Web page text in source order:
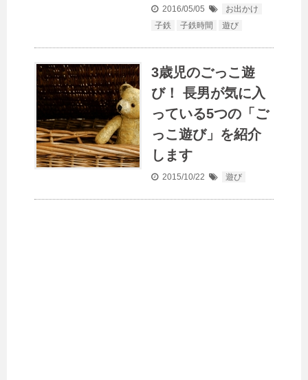
2016/05/05
お出かけ
子鉄
子鉄時間 遊び
3歳児のごっこ遊
び！ 長男が気に入
っている5つの「ご
っこ遊び」を紹介
します
2015/10/22 遊び